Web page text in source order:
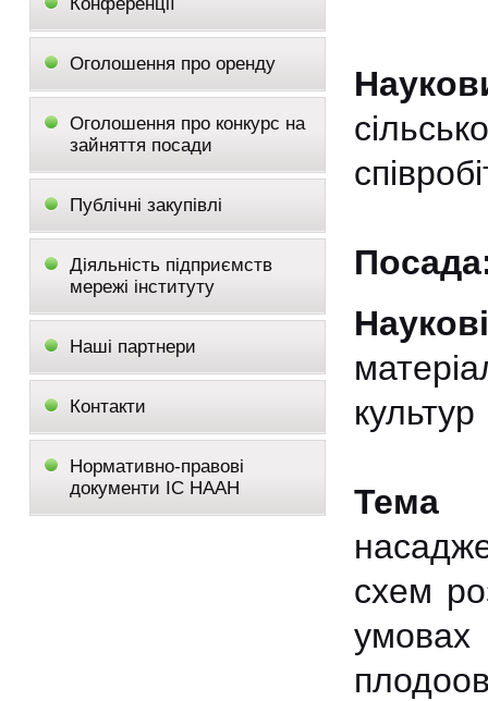
Оголошення про оренду
Оголошення про конкурс на
зайняття посади
Публічні закупівлі
Діяльність підприємств
мережі інституту
Наші партнери
Контакти
Нормативно-правові
документи ІС НААН
культур
Тема
схем
умовах